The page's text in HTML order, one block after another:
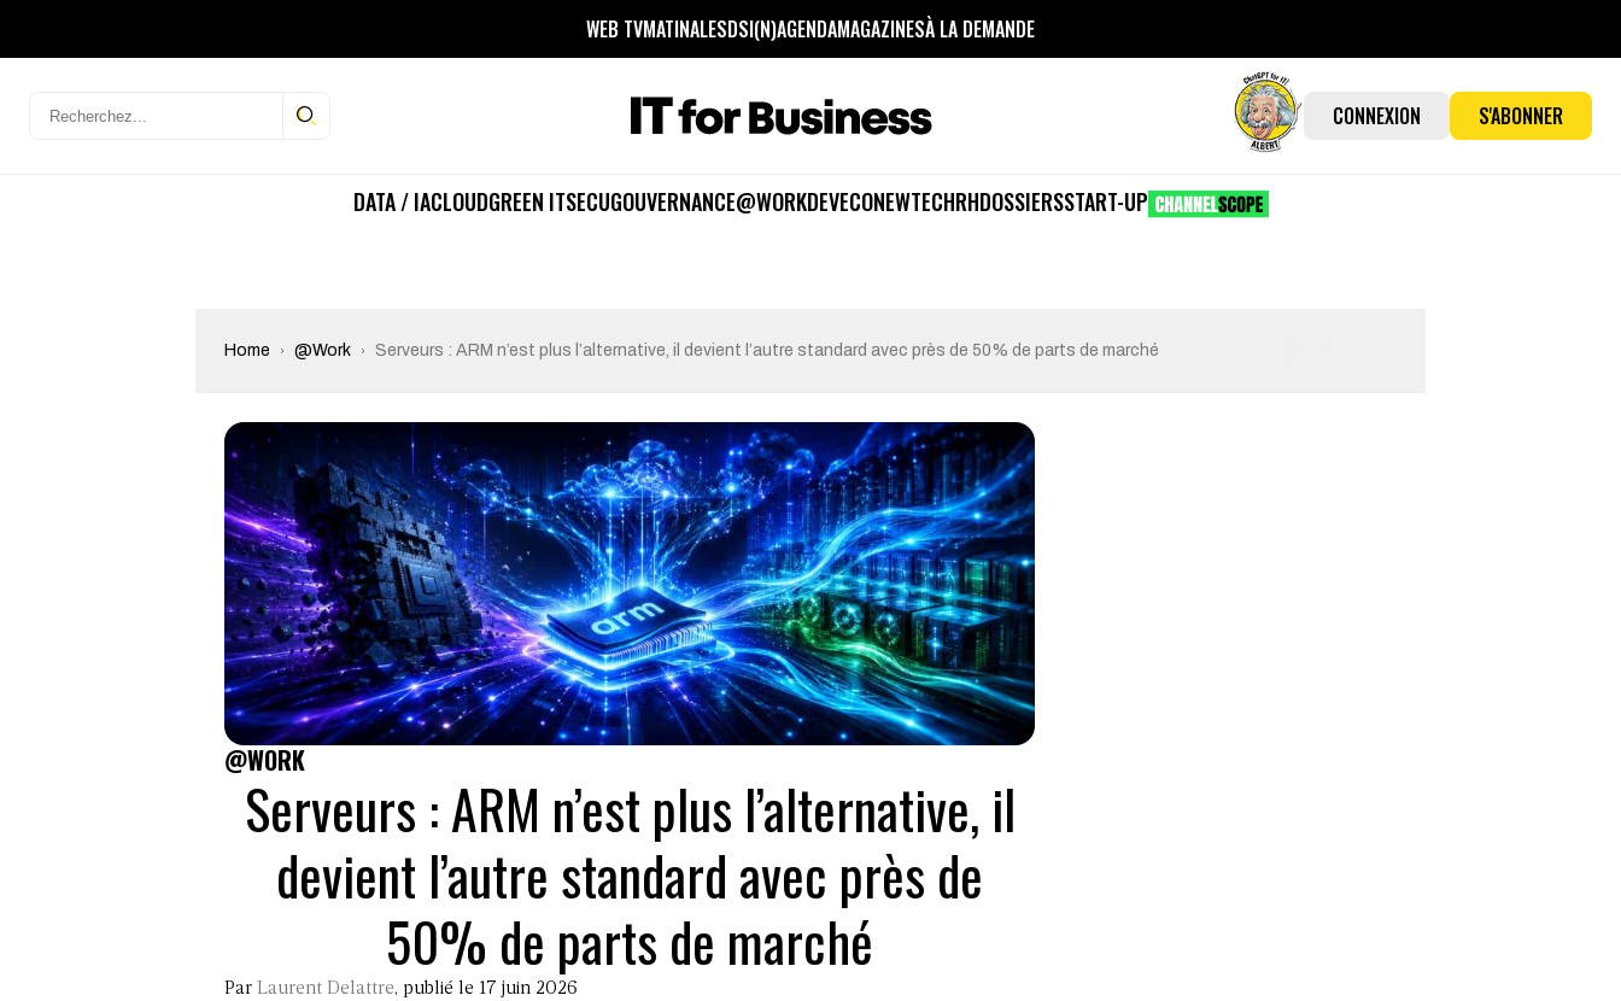
WEB TVMATINALESDSI(N)AGENDAMAGAZINESÀ LA DEMANDE
CONNEXION S'ABONNER
DATA / IACLOUDGREEN ITSECUGOUVERNANCE@WORKDEVECONEWTECHRHDOSSIERSSTART-UP
Home @Work Serveurs : ARM n’est plus l’alternative, il devient l’autre standard avec près de 50% de parts de marché
@WORK
Serveurs : ARM n’est plus l’alternative, il
devient l’autre standard avec près de
50% de parts de marché
Par Laurent Delattre, publié le 17 juin 2026